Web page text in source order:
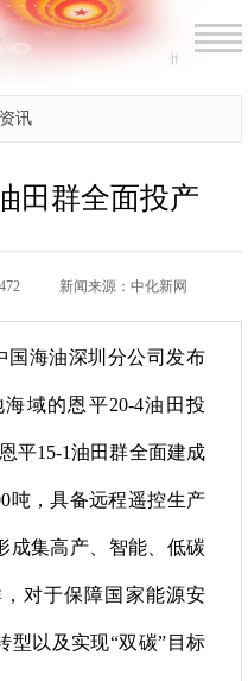
讯
田群全面投产
新闻来源：中化新网
海油深圳分公司发布
域的恩平20-4油田投
平15-1油田群全面建成
吨，具备远程遥控生产
成集高产、智能、低碳
对于保障国家能源安
型以及实现“双碳”目标